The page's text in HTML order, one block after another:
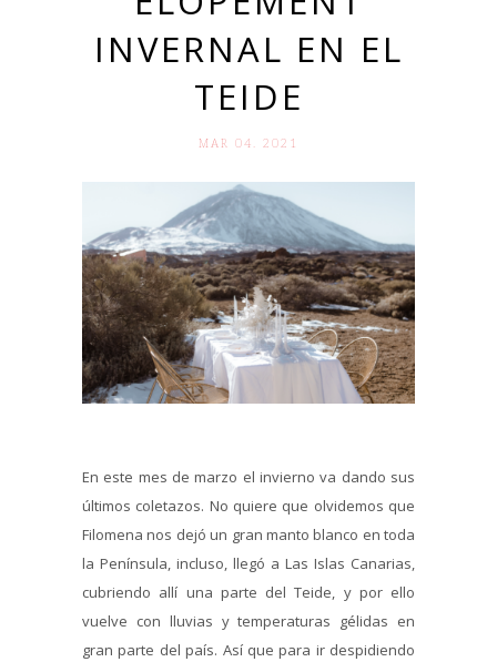
INVERNAL EN EL
TEIDE
MAR 04. 2021
En este mes de marzo el invierno va dando sus
últimos coletazos. No quiere que olvidemos que
Filomena nos dejó un gran manto blanco en toda
la Península, incluso, llegó a Las Islas Canarias,
cubriendo allí una parte del Teide, y por ello
vuelve con lluvias y temperaturas gélidas en
gran parte del país. Así que para ir despidiendo